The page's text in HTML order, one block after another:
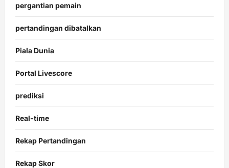
pergantian pemain
pertandingan dibatalkan
Piala Dunia
Portal Livescore
prediksi
Real-time
Rekap Pertandingan
Rekap Skor